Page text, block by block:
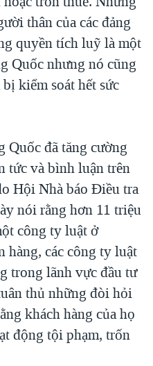
thân của các đảng
quyền tích luỹ là một
Quốc nhưng nó cũng
kiểm soát hết sức
Quốc đã tăng cường
tức và bình luận trên
Hội Nhà báo Điều tra
nói rằng hơn 11 triệu
công ty luật ở
hàng, các công ty luật
trong lãnh vực đầu tư
thủ những đòi hỏi
khách hàng của họ
động tội phạm, trốn